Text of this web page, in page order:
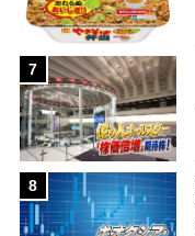
7
8